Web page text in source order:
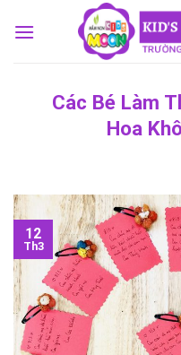
Các Bé Làm
Hoa
12
Th3